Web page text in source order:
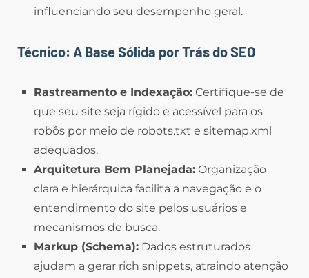
influenciando seu desempenho geral.
Técnico: A Base Sólida por Trás do SEO
Rastreamento e Indexação: Certifique-se de
que seu site seja rígido e acessível para os
robôs por meio de robots.txt e sitemap.xml
adequados.
Arquitetura Bem Planejada: Organização
clara e hierárquica facilita a navegação e o
entendimento do site pelos usuários e
mecanismos de busca.
Markup (Schema): Dados estruturados
ajudam a gerar rich snippets, atraindo atenção